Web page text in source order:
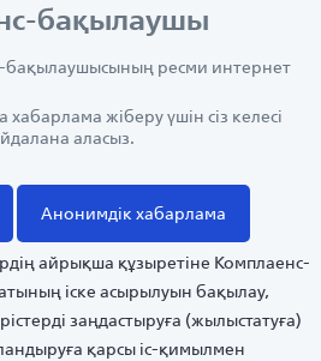
бақылаушы
бақылаушысының ресми интернет
жіберу үшін сіз келесі
аласыз.
Анонимдік хабарлама
айрықша құзыретіне Комплаенс-
іске асырылуын бақылау,
заңдастыруға (жылыстатуға)
қарсы іс-қимылмен